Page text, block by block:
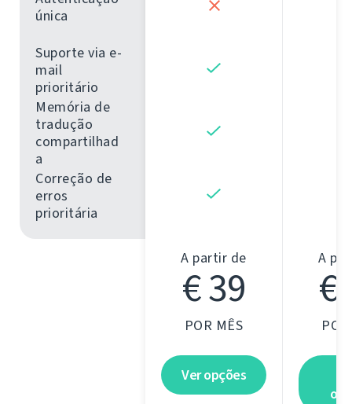
única
Suporte via e-
mail
prioritário
Memória de
tradução
compartilhad
a
Correção de
erros
prioritária
A partir de
€ 39
POR MÊS
Ver opções
A
€